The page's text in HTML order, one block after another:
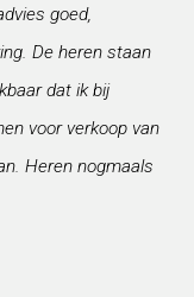
goed,
De heren staan
dat ik bij
voor verkoop van
Heren nogmaals